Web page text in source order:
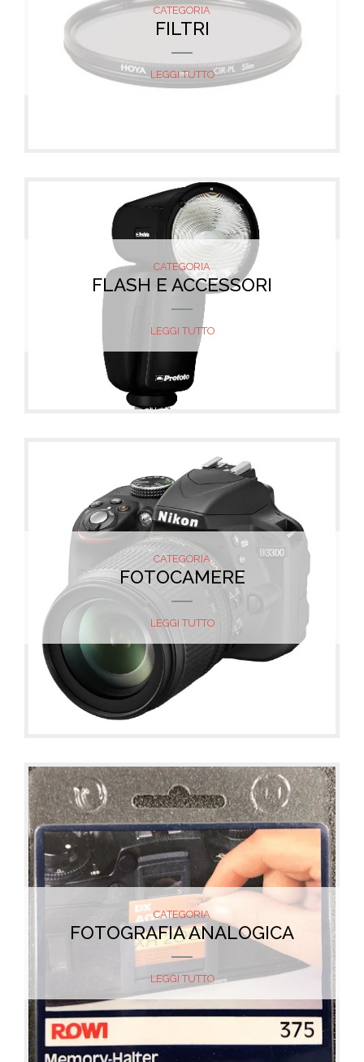
CATEGORIA
FILTRI
LEGGI TUTTO
CATEGORIA
FLASH E ACCESSORI
LEGGI TUTTO
CATEGORIA
FOTOCAMERE
LEGGI TUTTO
CATEGORIA
FOTOGRAFIA ANALOGICA
LEGGI TUTTO